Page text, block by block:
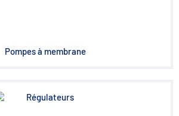
Pompes à membrane